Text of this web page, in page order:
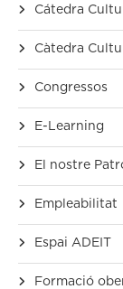
Cátedra
Càtedra
Congressos
E-Learning
El nostre
Empleabilitat
Espai ADEIT
Formació